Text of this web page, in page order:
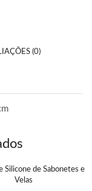
(0)